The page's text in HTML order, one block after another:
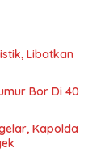
Libatkan
Bor Di 40
Kapolda